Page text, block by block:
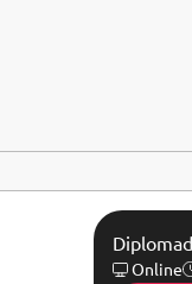
Online